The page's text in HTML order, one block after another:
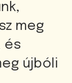
meg
és
újbóli